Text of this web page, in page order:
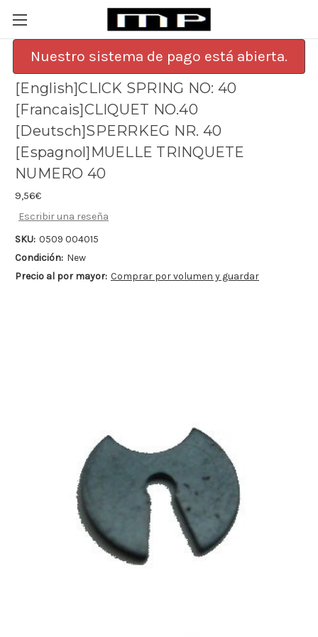
Nuestro sistema de pago está abierta.
[English]CLICK SPRING NO: 40
[Francais]CLIQUET NO.40
[Deutsch]SPERRKEG NR. 40
[Espagnol]MUELLE TRINQUETE
NUMERO 40
9,56€
Escribir una reseña
SKU: 0509 004015
Condición: New
Precio al por mayor: Comprar por volumen y guardar